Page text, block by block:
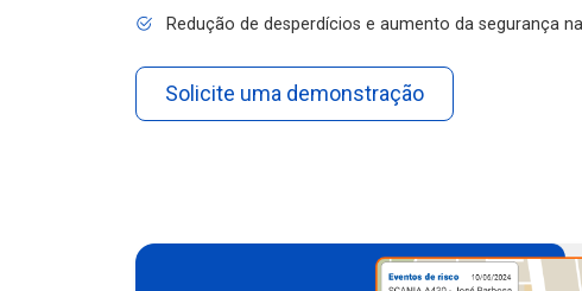
Redução de desperdícios e aumento da segurança na
Solicite uma demonstração